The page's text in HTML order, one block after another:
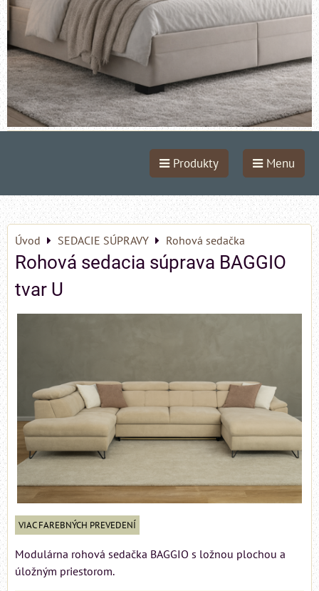
Produkty Menu
Úvod SEDACIE SÚPRAVY Rohová sedačka
Rohová sedacia súprava BAGGIO
tvar U
VIAC FAREBNÝCH PREVEDENÍ
Modulárna rohová sedačka BAGGIO s ložnou plochou a
úložným priestorom.